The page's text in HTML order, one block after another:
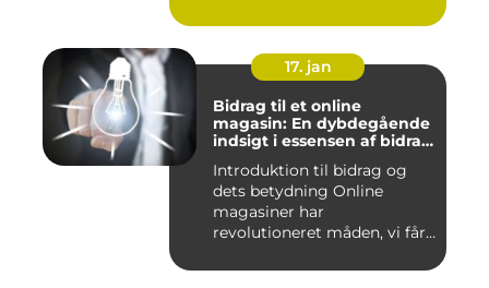
17. jan
Bidrag til et online
magasin: En dybdegående
indsigt i essensen af bidrag
tiden
Introduktion til bidrag og
dets betydning Online
magasiner har
revolutioneret måden, vi får